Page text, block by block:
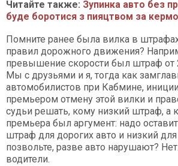
Читайте также: Зупинка авто без
буде боротися з пияцтвом за
Помните ранее была вилка в
правил дорожного движения?
превышение скорости был штраф от
Мы с друзьями и я, тогда как
автомобилистов при Кабмине,
премьером отмену этой вилки и
судьи решать, кому низкий штраф, а
премьера был аргумент: надо
штраф для дорогих авто и низкий
позвольте, разве авто нарушают?
водители.